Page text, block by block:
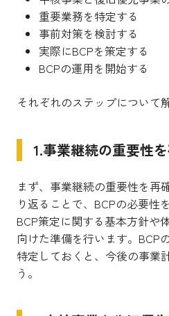
重要業務を特定する
事前対策を検討する
実際にBCPを策定する
BCPの運用を開始する
それぞれのステップについて
1.事業継続の重要性
まず、事業継続の重要性を再
り返ることで、BCPの必要性
BCP策定に関する基本方針や
向けた準備を行います。BCP
特定しておくと、今後の事業
う。